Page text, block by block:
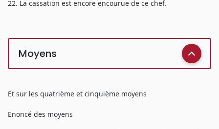
22. La cassation est encore encourue de ce chef.
Moyens
Et sur les quatrième et cinquième moyens
Enoncé des moyens